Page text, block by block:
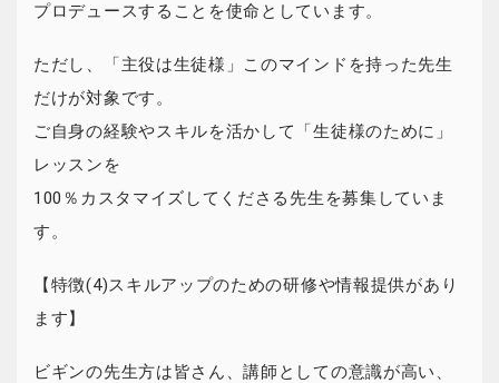
プロデュースすることを使命としています。
ただし、「主役は生徒様」このマインドを持った先生
だけが対象です。
ご自身の経験やスキルを活かして「生徒様のために」
レッスンを
100％カスタマイズしてくださる先生を募集していま
す。
【特徴(4)スキルアップのための研修や情報提供があり
ます】
ビギンの先生方は皆さん、講師としての意識が高い、